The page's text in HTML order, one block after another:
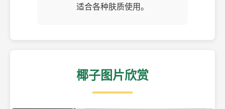
适合各种肤质使用。
椰子图片欣赏